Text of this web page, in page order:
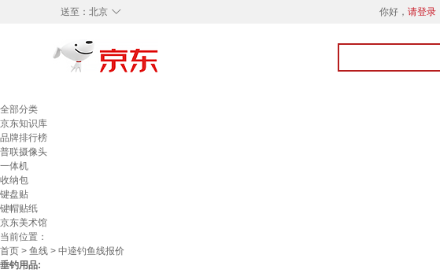
◇
送至： 北京 你好， 请登录
全部分类
京东知识库
品牌排行榜
普联摄像头
一体机
收纳包
键盘贴
键帽贴纸
京东美术馆
当前位置：
首页 > 鱼线 > 中逵钓鱼线报价
垂钓用品: